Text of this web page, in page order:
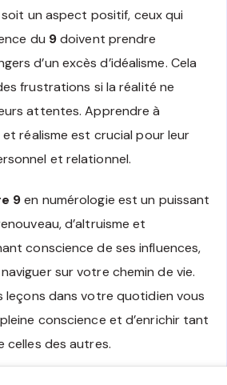
soit un aspect positif, ceux qui
du 9doivent prendre
d’un excès d’idéalisme. Cela
frustrations si la réalité ne
attentes. Apprendre à
réalisme est crucial pour leur
et relationnel.
9en numérologie est un puissant
d’altruisme et
conscience de ses influences,
sur votre chemin de vie.
leçons dans votre quotidien vous
conscience et d’enrichir tant
celles des autres.